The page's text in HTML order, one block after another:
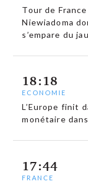
Tour de
Niewiadoma
s’empare du
18:18
ECONOMIE
L’Europe finit
monétaire
17:44
FRANCE